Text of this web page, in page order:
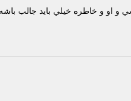
و او و خاطره خيلي بايد جالب